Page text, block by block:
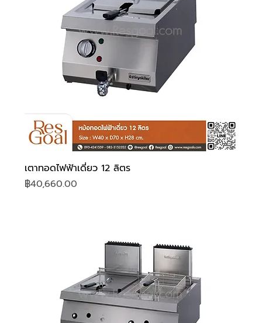
เตาทอดไฟฟ้าเดี่ยว 12 ลิตร
ราคา
฿40,660.00